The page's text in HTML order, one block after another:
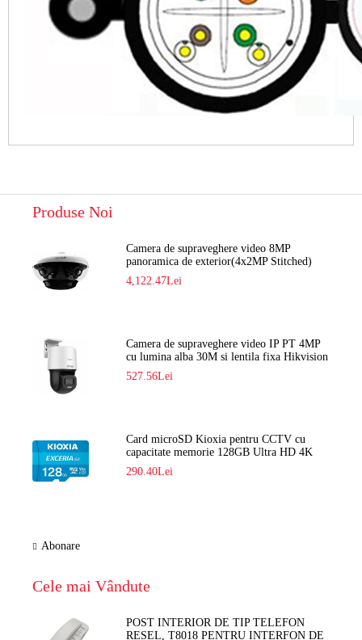
Produse Noi
Camera de supraveghere video 8MP
panoramica de exterior(4x2MP Stitched)
Navaio NGC-7482PR
4,122.47Lei
Camera de supraveghere video IP PT 4MP
cu lumina alba 30M si lentila fixa Hikvision
DS-2DE2C400SCG-E F1
527.56Lei
Card microSD Kioxia pentru CCTV cu
capacitate memorie 128GB Ultra HD 4K
LMEX2L128GG2
290.40Lei
Abonare
Cele mai Vândute
POST INTERIOR DE TIP TELEFON
RESEL, T8018 PENTRU INTERFON DE